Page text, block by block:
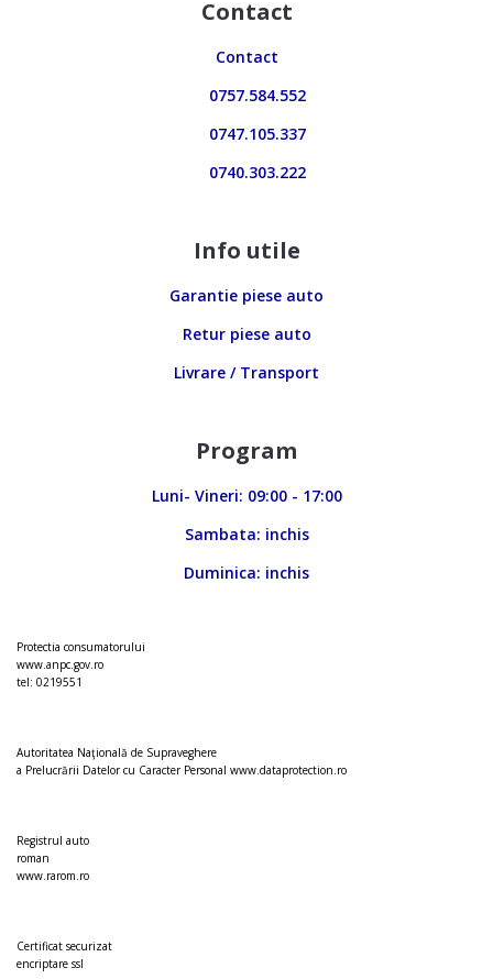
Contact
Contact
0757.584.552
0747.105.337
0740.303.222
Info utile
Garantie piese auto
Retur piese auto
Livrare / Transport
Program
Luni- Vineri: 09:00 - 17:00
Sambata: inchis
Duminica: inchis
Protectia consumatorului
www.anpc.gov.ro
tel: 0219551
Autoritatea Naţională de Supraveghere
a Prelucrării Datelor cu Caracter Personal www.dataprotection.ro
Registrul auto
roman
www.rarom.ro
Certificat securizat
encriptare ssl